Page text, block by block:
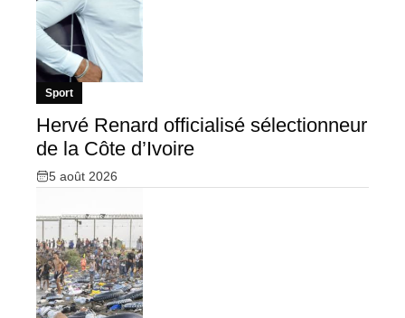
Sport
Hervé Renard officialisé sélectionneur
de la Côte d’Ivoire
5 août 2026